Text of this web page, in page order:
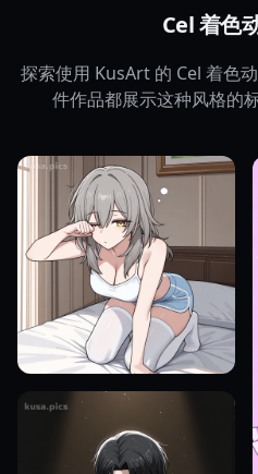
Cel 着色
探索使用 KusArt 的 Cel 着色
件作品都展示这种风格的